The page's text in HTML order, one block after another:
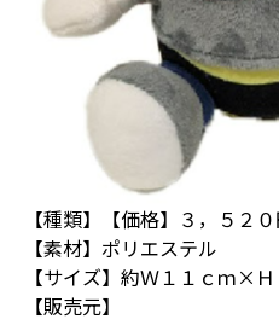
【種類】【価格】３，５２０
【素材】ポリエステル
【サイズ】約Ｗ１１ｃｍ×
【販売元】